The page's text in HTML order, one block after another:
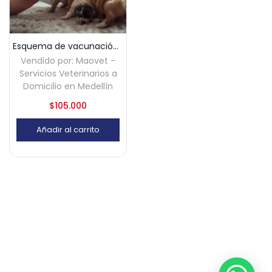
Esquema de vacunación para perros cachorros a domicilio – Medellín
Vendido por: Maovet -
Servicios Veterinarios a
Domicilio en Medellín
$105.000
Añadir al carrito